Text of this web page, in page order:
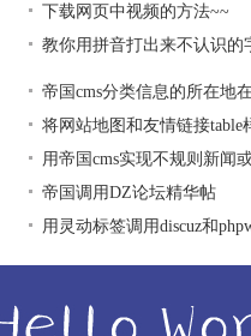
下载网页中视频的方法~~
教你用拼音打出来不认识的
帝国cms分类信息的所在地
将网站地图和友情链接table
用帝国cms实现不规则新闻
帝国调用DZ论坛精华帖
用灵动标签调用discuz和